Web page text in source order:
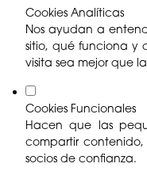
Cookies Analíticas
Nos ayudan a
sitio, qué funciona y
visita sea mejor que
Cookies Funcionales
Hacen que las
compartir
socios de confianza.